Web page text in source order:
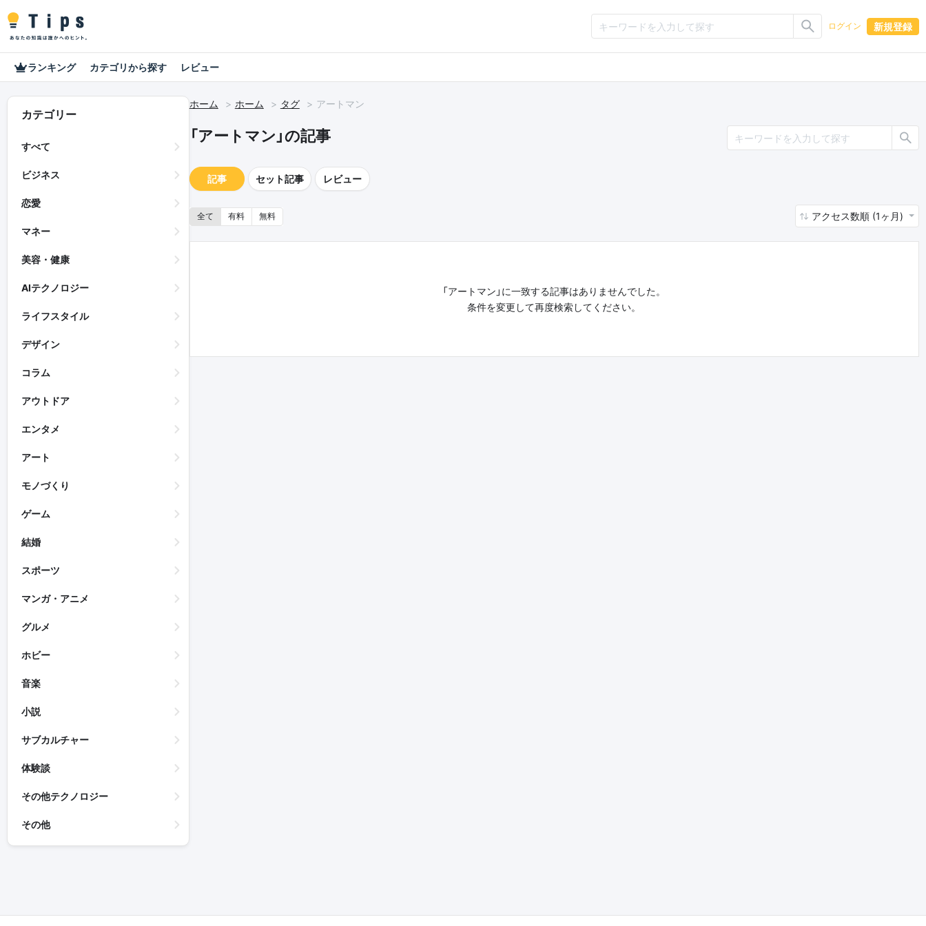
ログイン 新規登録
ランキング カテゴリから探す レビュー
カテゴリー
すべて
ビジネス
恋愛
マネー
美容・健康
AIテクノロジー
ライフスタイル
デザイン
コラム
アウトドア
エンタメ
アート
モノづくり
ゲーム
結婚
スポーツ
マンガ・アニメ
グルメ
ホビー
音楽
小説
サブカルチャー
体験談
その他テクノロジー
その他
ホーム ホーム タグ アートマン
「アートマン」の記事
記事 セット記事 レビュー
全て 有料 無料 アクセス数順 (1ヶ月)
「アートマン」に一致する記事はありませんでした。
条件を変更して再度検索してください。